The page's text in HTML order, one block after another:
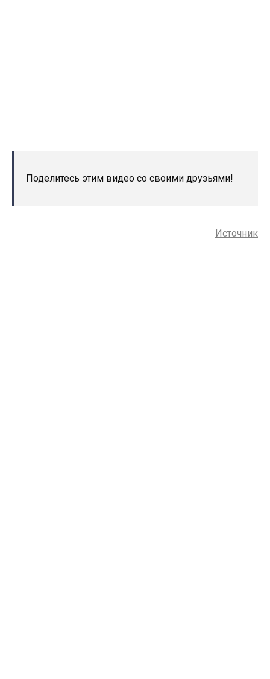
Поделитесь этим видео со своими друзьями!
Источник